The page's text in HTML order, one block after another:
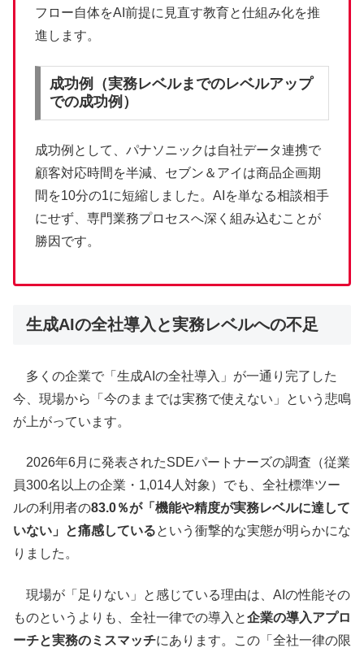
フロー自体をAI前提に見直す教育と仕組み化を推
進します。
成功例（実務レベルまでのレベルアップ
での成功例）
成功例として、パナソニックは自社データ連携で
顧客対応時間を半減、セブン＆アイは商品企画期
間を10分の1に短縮しました。AIを単なる相談相手
にせず、専門業務プロセスへ深く組み込むことが
勝因です。
生成AIの全社導入と実務レベルへの不足
多くの企業で「生成AIの全社導入」が一通り完了した
今、現場から「今のままでは実務で使えない」という悲鳴
が上がっています。
2026年6月に発表されたSDEパートナーズの調査（従業
員300名以上の企業・1,014人対象）でも、全社標準ツー
ルの利用者の83.0％が「機能や精度が実務レベルに達して
いない」と痛感しているという衝撃的な実態が明らかにな
りました。
現場が「足りない」と感じている理由は、AIの性能その
ものというよりも、全社一律での導入と企業の導入アプロ
ーチと実務のミスマッチにあります。この「全社一律の限